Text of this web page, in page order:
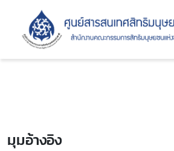
มุมอ้างอิง